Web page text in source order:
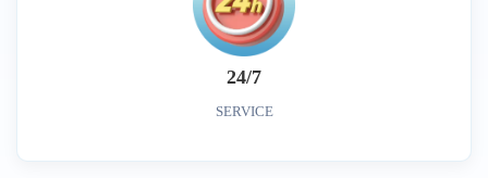
24/7
SERVICE